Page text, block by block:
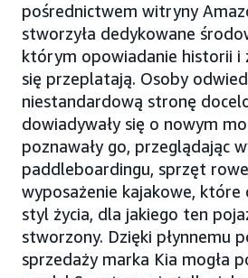
pośrednictwem witryny
stworzyła dedykowane
którym opowiadanie historii i
się przeplatają. Osoby
niestandardową stronę
dowiadywały się o nowym
poznawały go, przeglądając
paddleboardingu, sprzęt
wyposażenie kajakowe, które
styl życia, dla jakiego ten
stworzony. Dzięki płynnemu
sprzedaży marka Kia mogła